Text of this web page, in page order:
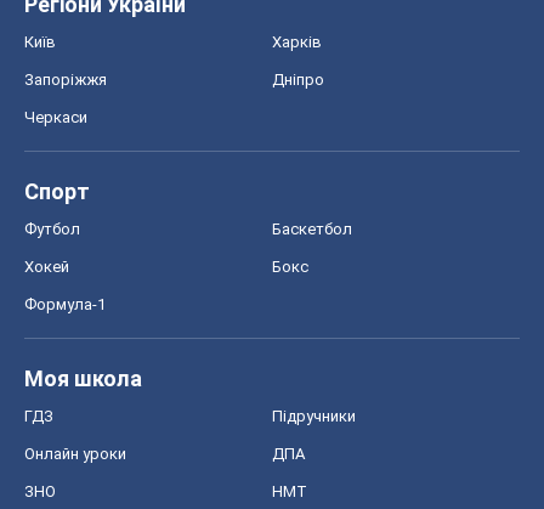
Київ Харків
Запоріжжя Дніпро
Черкаси
Спорт
Футбол Баскетбол
Хокей Бокс
Формула-1
Моя школа
ГДЗ Підручники
Онлайн уроки ДПА
ЗНО НМТ